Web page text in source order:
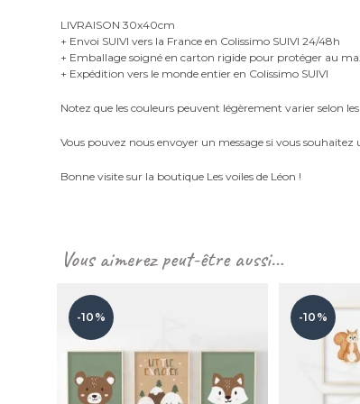
LIVRAISON 30x40cm
+ Envoi SUIVI vers la France en Colissimo SUIVI 24/48h
+ Emballage soigné en carton rigide pour protéger au
+ Expédition vers le monde entier en Colissimo SUIVI
Notez que les couleurs peuvent légèrement varier selon les
Vous pouvez nous envoyer un message si vous souhaitez
Bonne visite sur la boutique Les voiles de Léon !
Vous aimerez peut-être aussi…
-10% -10%